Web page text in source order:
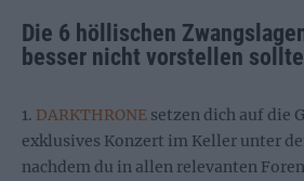
Die 6 höllischen
besser nicht vorstellen
1. DARKTHRONE setzen dich auf die
exklusives Konzert im Keller unter
nachdem du in allen relevanten